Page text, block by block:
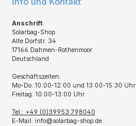
Anschrift
Solarbag-Shop
Alte Dorfstr. 34
17166 Dahmen-Rothenmoor
Deutschland
Geschäftszeiten:
Mo-Do: 10:00-12:00 und 13:00-15:30 Uhr
Freitag: 10:00-13:00 Uhr
Tel.: +49 (0)39953 798040
E-Mail: info@solarbag-shop.de